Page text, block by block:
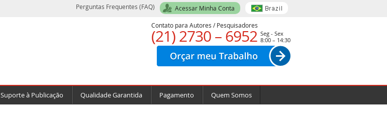
Perguntas Frequentes (FAQ) Acessar Minha Conta
Contato para Autores / Pesquisadores
(21) 2730 – 6952 Seg - Sex
8:00 – 14:30
Suporte à Publicação Qualidade Garantida Pagamento Quem Somos